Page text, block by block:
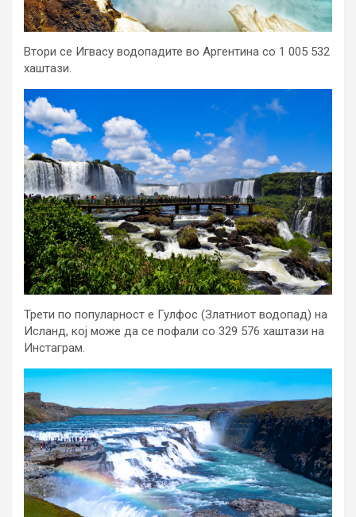
Втори се Игвасу водопадите во Аргентина со 1 005 532
хаштази.
Трети по популарност е Гулфос (Златниот водопад) на
Исланд, кој може да се пофали со 329 576 хаштази на
Инстаграм.